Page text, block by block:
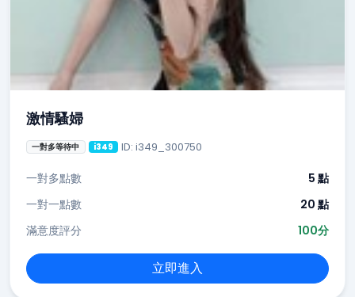
激情騷婦
一對多等待中 i349 ID: i349_300750
一對多點數
5 點
一對一點數
20 點
滿意度評分
100分
立即進入